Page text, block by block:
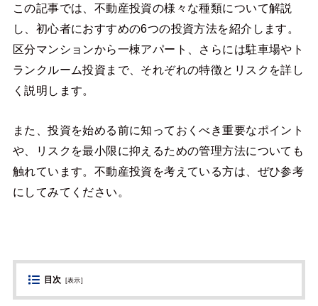
この記事では、不動産投資の様々な種類について解説
し、初心者におすすめの6つの投資方法を紹介します。
区分マンションから一棟アパート、さらには駐車場やト
ランクルーム投資まで、それぞれの特徴とリスクを詳し
く説明します。
また、投資を始める前に知っておくべき重要なポイント
や、リスクを最小限に抑えるための管理方法についても
触れています。不動産投資を考えている方は、ぜひ参考
にしてみてください。
目次 [表示]